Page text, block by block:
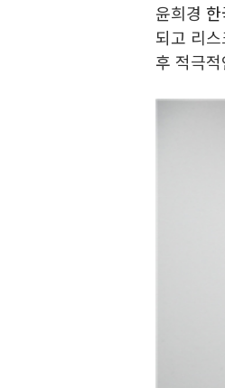
윤희경
되고 리
후 적극